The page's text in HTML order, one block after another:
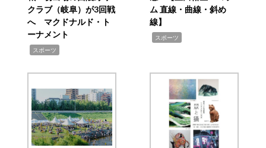
クラブ（岐阜）が3回戦
へ マクドナルド・ト
ーナメント
スポーツ
ム 直線・曲線・斜め
線】
スポーツ